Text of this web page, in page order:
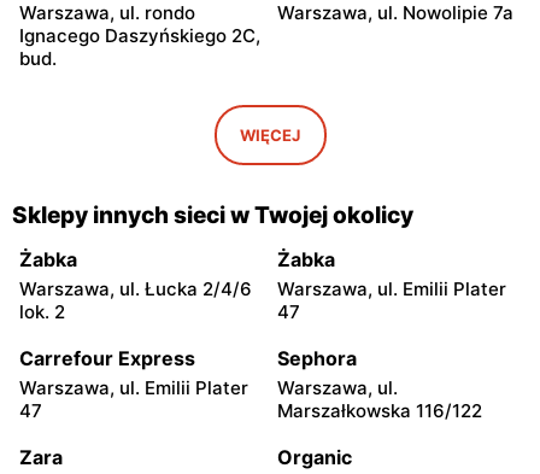
Warszawa, ul. rondo
Ignacego Daszyńskiego 2C,
bud.
Warszawa, ul. Nowolipie 7a
Warszawa al. Solidarności
Biedronka
Warszawa, ul. Dobra 42
Biedronka
Warszawa, ul. Juliana
Ursyna Niemcewicza 8
Biedronka
Warszawa, ul. Solec 24
Biedronka
Ursyna Niemcewicza 26
Biedronka
Bonifraterska 6
Biedronka
6
Biedronka
WIĘCEJ
Sklepy innych sieci w Twojej okolicy
Żabka
Warszawa, ul. Łucka 2/4/6
lok. 2
Żabka
Warszawa, ul. Emilii Plater
47
Carrefour Express
Warszawa, ul. Emilii Plater
47
Sephora
Warszawa, ul.
Marszałkowska 116/122
Zara Organic